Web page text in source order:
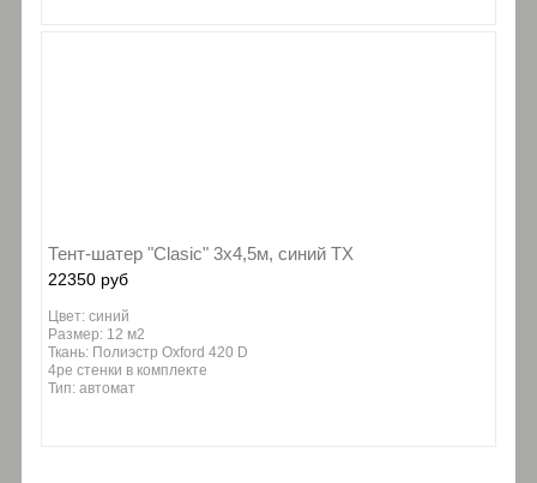
Тент-шатер "Clasic" 3х4,5м, синий ТХ
22350 руб
Цвет: синий
Размер: 12 м2
Ткань: Полиэстр Oxford 420 D
4ре стенки в комплекте
Тип: автомат